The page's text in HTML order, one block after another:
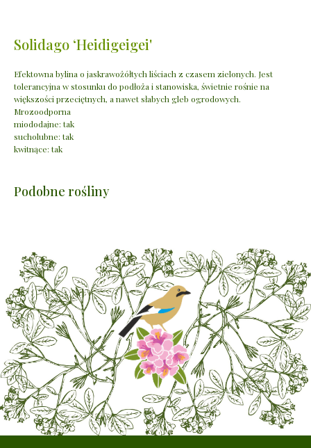
Solidago ‘Heidigeigei'
Efektowna bylina o jaskrawożółtych liściach z czasem zielonych. Jest
tolerancyjna w stosunku do podłoża i stanowiska, świetnie rośnie na
większości przeciętnych, a nawet słabych gleb ogrodowych.
Mrozoodporna
miododajne: tak
sucholubne: tak
kwitnące: tak
Podobne rośliny